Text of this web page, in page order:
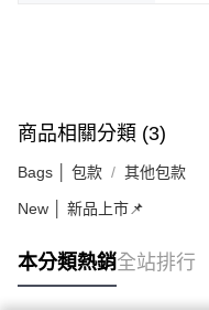
商品相關分類 (3)
Bags │ 包款 其他包款
New │ 新品上市📌
本分類熱銷全站排行